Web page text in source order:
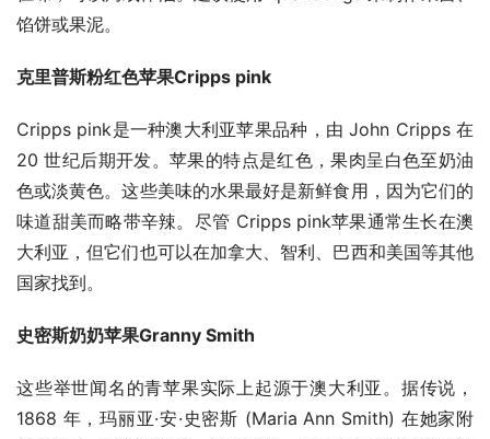
馅饼或果泥。
克里普斯粉红色苹果Cripps pink
Cripps pink是一种澳大利亚苹果品种，由 John Cripps 在
20 世纪后期开发。苹果的特点是红色，果肉呈白色至奶油
色或淡黄色。这些美味的水果最好是新鲜食用，因为它们的
味道甜美而略带辛辣。尽管 Cripps pink苹果通常生长在澳
大利亚，但它们也可以在加拿大、智利、巴西和美国等其他
国家找到。
史密斯奶奶苹果Granny Smith
这些举世闻名的青苹果实际上起源于澳大利亚。据传说，
1868 年，玛丽亚·安·史密斯 (Maria Ann Smith) 在她家附